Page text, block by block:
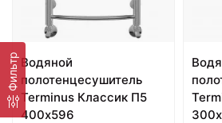
ФильтрВодяной
полотенцесушитель
Terminus Классик П5
400x596